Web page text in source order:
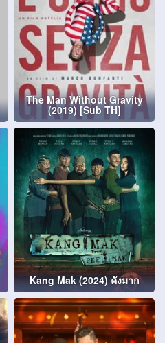
The Man Without Gravity
(2019) [Sub TH]
Kang Mak (2024) คังมาก